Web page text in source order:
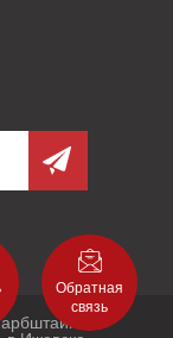
Обратная
связь